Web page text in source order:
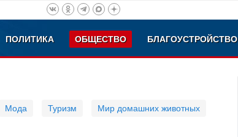
ПОЛИТИКА ОБЩЕСТВО БЛАГОУСТРОЙСТВО
Мода Туризм Мир домашних животных